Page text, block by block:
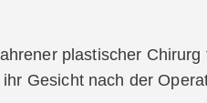
plastischer
Gesicht nach der